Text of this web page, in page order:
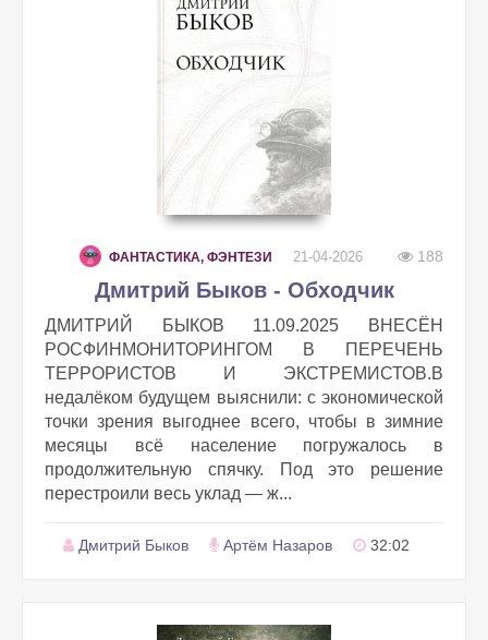
ФАНТАСТИКА, ФЭНТЕЗИ 21-04-2026 188
Дмитрий Быков - Обходчик
ДМИТРИЙ БЫКОВ 11.09.2025 ВНЕСЁН
РОСФИНМОНИТОРИНГОМ В ПЕРЕЧЕНЬ
ТЕРРОРИСТОВ И ЭКСТРЕМИСТОВ.В
недалёком будущем выяснили: с экономической
точки зрения выгоднее всего, чтобы в зимние
месяцы всё население погружалось в
продолжительную спячку. Под это решение
перестроили весь уклад — ж...
Дмитрий Быков Артём Назаров 32:02